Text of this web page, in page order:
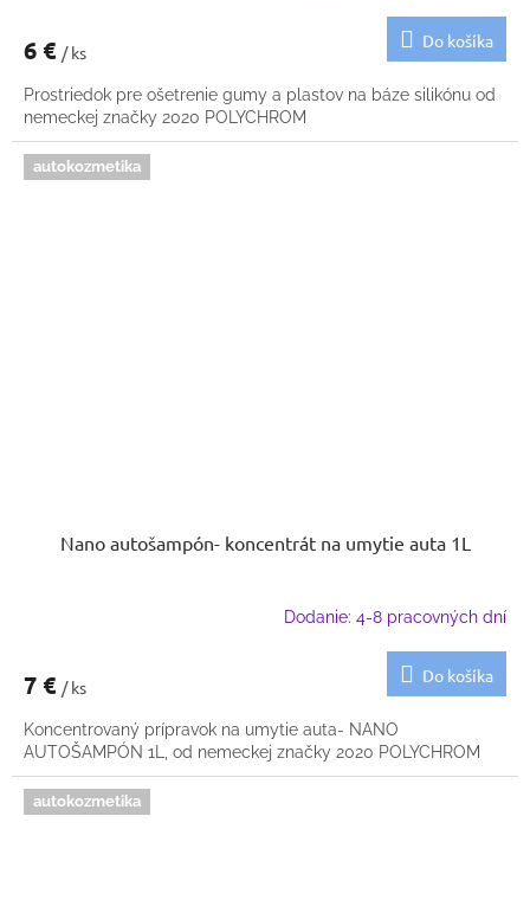
6 € / ks
Do košíka
Prostriedok pre ošetrenie gumy a plastov na báze silikónu od
nemeckej značky 2020 POLYCHROM
autokozmetika
Nano autošampón- koncentrát na umytie auta 1L
Dodanie: 4-8 pracovných dní
7 € / ks
Do košíka
Koncentrovaný prípravok na umytie auta- NANO
AUTOŠAMPÓN 1L, od nemeckej značky 2020 POLYCHROM
autokozmetika